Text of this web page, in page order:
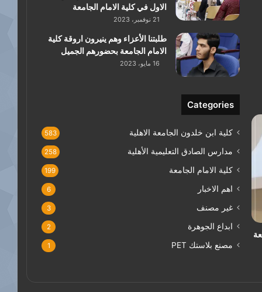
الاول في كلية الامام الجامعة
21 نوفمبر، 2023
طلبتنا الأعزاء وهم ينيرون اروقة كلية
الامام الجامعة بحضورهم الجميل
16 مايو، 2023
Categories
كلية ابن خلدون الجامعة الاهلية 583
مدارس الصادق التعليمية الأهلية 258
كلية الامام الجامعة 199
اهم الاخبار 6
غير مصنف 3
ابداع الجوهرة 2
مصنع بلاستك PET 1